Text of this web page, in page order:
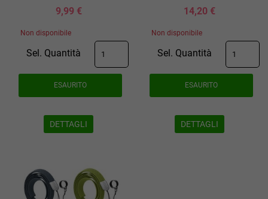
9,99 €
Non disponibile
Sel. Quantità
ESAURITO
DETTAGLI
14,20 €
Non disponibile
Sel. Quantità
ESAURITO
DETTAGLI